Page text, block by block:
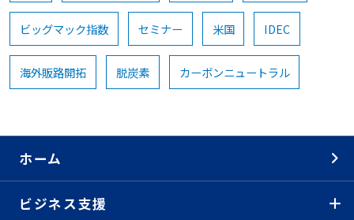
ビッグマック指数 セミナー 米国 IDEC
海外販路開拓 脱炭素 カーボンニュートラル
ホーム
ビジネス支援